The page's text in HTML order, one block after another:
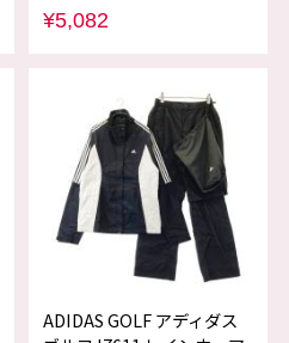
¥5,082
ADIDAS GOLF アディダス